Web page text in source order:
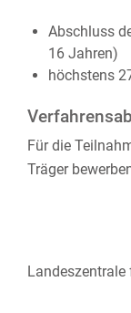
Abschluss
16 Jahren)
höchstens
Für die
Träger